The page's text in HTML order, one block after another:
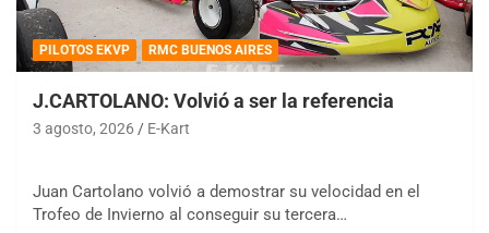
PILOTOS EKVP RMC BUENOS AIRES
J.CARTOLANO: Volvió a ser la referencia
3 agosto, 2026 E-Kart
Juan Cartolano volvió a demostrar su velocidad en el
Trofeo de Invierno al conseguir su tercera…
COBERTURA ESPECIAL DE E-KART.COM.AR
08/09-AGO